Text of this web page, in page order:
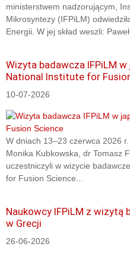
ministerstwem nadzorującym,
Mikrosyntezy (IFPiLM)
Energii. W jej skład weszli:
Wizyta badawcza IFPiLM
National Institute for
10-07-2026
W dniach 13–23 czerwca 2026
Monika Kubkowska, dr Tomasz
uczestniczyli w wizycie
for Fusion Science...
Naukowcy IFPiLM z wizytą
w Grecji
26-06-2026